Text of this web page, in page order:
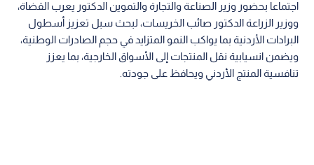
اجتماعا بحضور وزير الصناعة والتجارة والتموين الدكتور يعرب القضاة،
ووزير الزراعة الدكتور صائب الخريسات، لبحث سبل تعزيز أسطول
البرادات الأردنية بما يواكب النمو المتزايد في حجم الصادرات الوطنية،
ويضمن انسيابية نقل المنتجات إلى الأسواق الخارجية، بما يعزز
تنافسية المنتج الأردني ويحافظ على جودته.